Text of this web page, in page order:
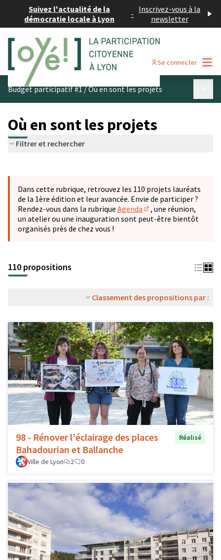
Suivez l'actualité de la
démocratie locale à Lyon
- Inscrivez-vous à la
newsletter
Se connecter
Budget participatif #1/Où en sont les projets
Où en sont les projets
Filtrer et rechercher
−
Dans cette rubrique, retrouvez les 110 projets lauréats
de la 1ère édition et leur avancée. Envie de participer ?
Rendez-vous dans la rubrique Agenda
(S'ouvre dans un
, une réunion,
un atelier ou une inauguration sont peut-être bientôt
organisés près de chez vous !
110 propositions
Classement des propositions par :
98 - Rénover l'éclairage des places
Bahadourian et Ballanche
Réalisé
Ville de Lyon 2 0